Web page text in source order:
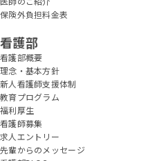
保険外負担料金表
看護部
看護部概要
理念・基本方針
新人看護師支援体制
教育プログラム
福利厚生
看護師募集
求人エントリー
先輩からのメッセージ